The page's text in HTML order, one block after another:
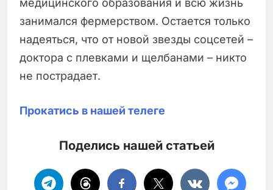
медицинского образования и всю жизнь
занимался фермерством. Остается только
надеяться, что от новой звезды соцсетей –
доктора с плевками и щелбанами – никто
не пострадает.
Прокатись в нашей телеге
Поделись нашей статьей